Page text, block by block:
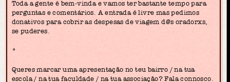
Toda a gente é bem-vinda e vamos ter bastante tempo para
perguntas e comentários. A entrada é livre mas pedimos
donativos para cobrir as despesas de viagem d@s oradorxs,
se puderes.
*
Queres marcar uma apresentação no teu bairro / na tua
escola / na tua faculdade / na tua associação? Fala connosco.